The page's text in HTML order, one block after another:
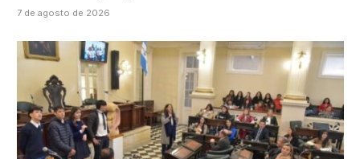
7 de agosto de 2026